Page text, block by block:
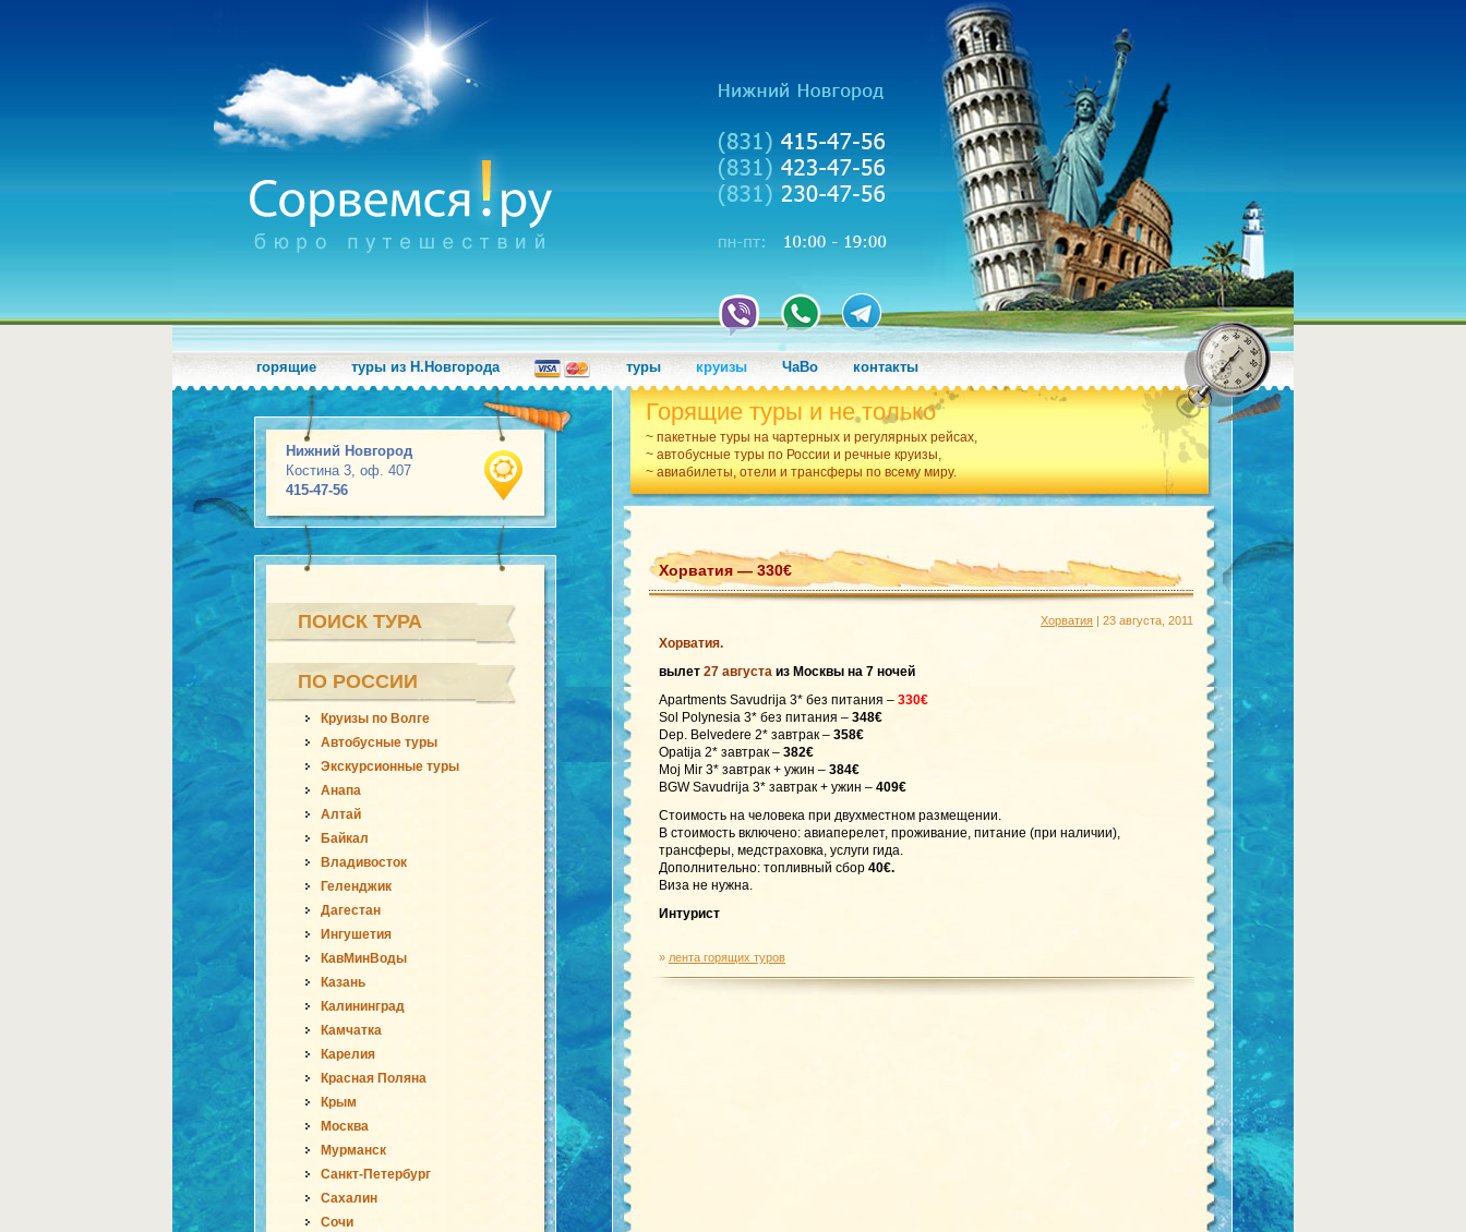
горящие туры из Н.Новгорода туры круизы ЧаВо контакты
Нижний Новгород
Костина 3, оф. 407
415-47-56
Горящие туры и не только
~ пакетные туры на чартерных и регулярных рейсах,
~ автобусные туры по России и речные круизы,
~ авиабилеты, отели и трансферы по всему миру.
ПОИСК ТУРА
ПО РОССИИ
Круизы по Волге
Автобусные туры
Экскурсионные туры
Анапа
Алтай
Байкал
Владивосток
Геленджик
Дагестан
Ингушетия
КавМинВоды
Казань
Калининград
Камчатка
Карелия
Красная Поляна
Крым
Москва
Мурманск
Санкт-Петербург
Сахалин
Сочи
Хорватия — 330€
Хорватия | 23 августа, 2011
Хорватия.
вылет 27 августа из Москвы на 7 ночей
Apartments Savudrija 3* без питания – 330€
Sol Polynesia 3* без питания – 348€
Dep. Belvedere 2* завтрак – 358€
Opatija 2* завтрак – 382€
Moj Mir 3* завтрак + ужин – 384€
BGW Savudrija 3* завтрак + ужин – 409€
Стоимость на человека при двухместном размещении.
В стоимость включено: авиаперелет, проживание, питание (при наличии),
трансферы, медстраховка, услуги гида.
Дополнительно: топливный сбор 40€.
Виза не нужна.
Интурист
» лента горящих туров